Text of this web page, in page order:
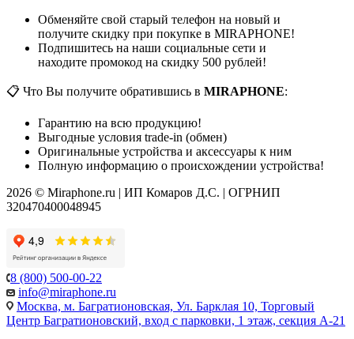
Обменяйте свой старый телефон на новый и
получите скидку при покупке в MIRAPHONE!
Подпишитесь на наши социальные сети и
находите промокод на скидку 500 рублей!
📋 Что Вы получите обратившись в MIRAPHONE:
Гарантию на всю продукцию!
Выгодные условия trade-in (обмен)
Оригинальные устройства и аксессуары к ним
Полную информацию о происхождении устройства!
2026 © Miraphone.ru | ИП Комаров Д.С. | ОГРНИП
320470400048945
8 (800) 500-00-22
info@miraphone.ru
Москва, м. Багратионовская, Ул. Барклая 10, Торговый
Центр Багратионовский, вход с парковки, 1 этаж, секция А-21